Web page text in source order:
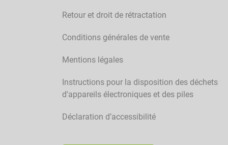
Retour et droit de rétractation
Conditions générales de vente
Mentions légales
Instructions pour la disposition des déchets
d'appareils électroniques et des piles
Déclaration d’accessibilité